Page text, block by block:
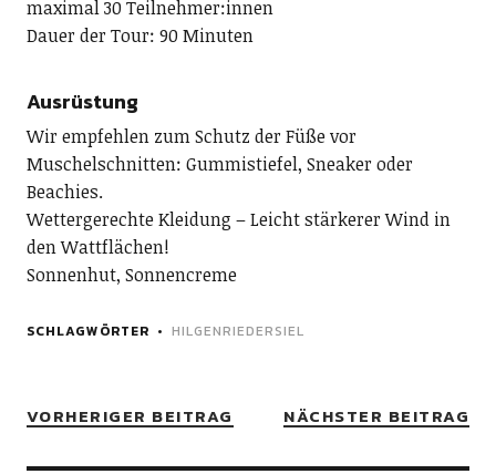
maximal 30 Teilnehmer:innen
Dauer der Tour: 90 Minuten
Ausrüstung
Wir empfehlen zum Schutz der Füße vor
Muschelschnitten: Gummistiefel, Sneaker oder
Beachies.
Wettergerechte Kleidung – Leicht stärkerer Wind in
den Wattflächen!
Sonnenhut, Sonnencreme
SCHLAGWÖRTER HILGENRIEDERSIEL
VORHERIGER BEITRAG NÄCHSTER BEITRAG